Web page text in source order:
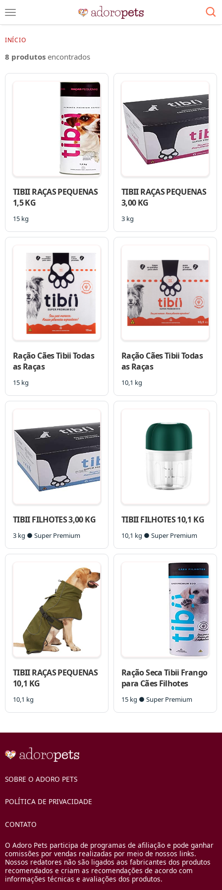
INÍCIO
8 produtos encontrados
TIBII RAÇAS PEQUENAS
1,5 KG
15 kg
TIBII RAÇAS PEQUENAS
3,00 KG
3 kg
Ração Cães Tibii Todas
as Raças
15 kg
Ração Cães Tibii Todas
as Raças
10,1 kg
TIBII FILHOTES 3,00 KG
3 kg ● Super Premium
TIBII FILHOTES 10,1 KG
10,1 kg ● Super Premium
TIBII RAÇAS PEQUENAS
10,1 KG
10,1 kg
Ração Seca Tibii Frango
para Cães Filhotes
15 kg ● Super Premium
SOBRE O ADORO PETS
POLÍTICA DE PRIVACIDADE
CONTATO
O Adoro Pets participa de programas de afiliação e pode ganhar
comissões por vendas realizadas por meio de nossos links.
Nossos redatores não são ligados aos fabricantes dos produtos
recomendados e criam as recomendações de acordo com
informações técnicas e avaliações dos produtos.